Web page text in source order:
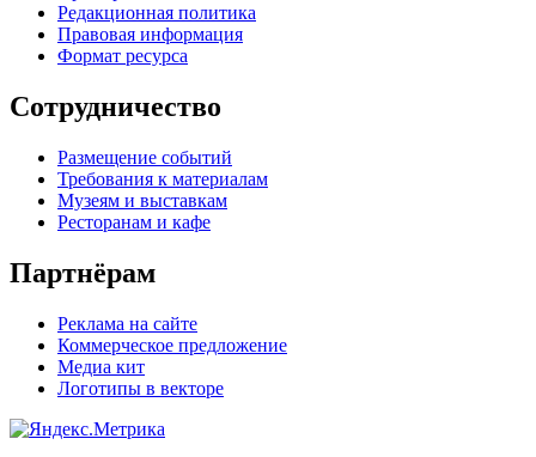
Редакционная политика
Правовая информация
Формат ресурса
Сотрудничество
Размещение событий
Требования к материалам
Музеям и выставкам
Ресторанам и кафе
Партнёрам
Реклама на сайте
Коммерческое предложение
Медиа кит
Логотипы в векторе